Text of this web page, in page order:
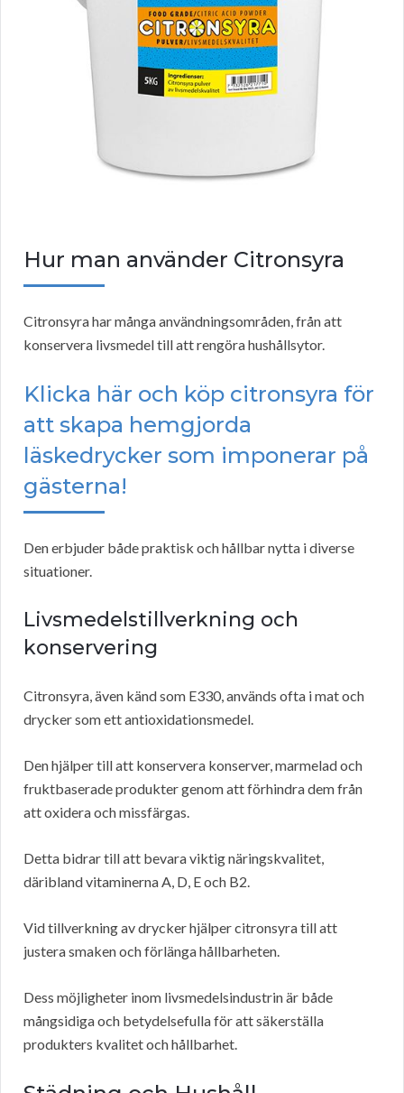
Hur man använder Citronsyra
Citronsyra har många användningsområden, från att
konservera livsmedel till att rengöra hushållsytor.
Klicka här och köp citronsyra för
att skapa hemgjorda
läskedrycker som imponerar på
gästerna!
Den erbjuder både praktisk och hållbar nytta i diverse
situationer.
Livsmedelstillverkning och
konservering
Citronsyra, även känd som E330, används ofta i mat och
drycker som ett antioxidationsmedel.
Den hjälper till att konservera konserver, marmelad och
fruktbaserade produkter genom att förhindra dem från
att oxidera och missfärgas.
Detta bidrar till att bevara viktig näringskvalitet,
däribland vitaminerna A, D, E och B2.
Vid tillverkning av drycker hjälper citronsyra till att
justera smaken och förlänga hållbarheten.
Dess möjligheter inom livsmedelsindustrin är både
mångsidiga och betydelsefulla för att säkerställa
produkters kvalitet och hållbarhet.